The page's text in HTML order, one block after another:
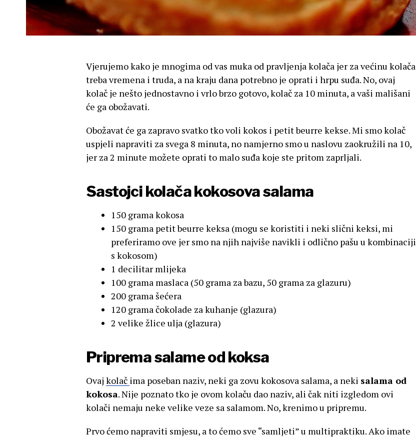
Vjerujemo kako je mnogima od vas muka od pravljenja kolača jer za većinu kolača
treba vremena i truda, a na kraju dana potrebno je oprati i hrpu suđa. No, ovaj
kolač je nešto jednostavno i vrlo brzo gotovo, kolač za 10 minuta, a vaši mališani
će ga obožavati.
Obožavat će ga zapravo svatko tko voli kokos i petit beurre kekse. Mi smo kolač
uspjeli napraviti za svega 8 minuta, no namjerno smo u naslovu zaokružili na 10,
jer za 2 minute možete oprati to malo suđa koje ste pritom zaprljali.
Sastojci kolača kokosova salama
150 grama kokosa
150 grama petit beurre keksa (mogu se koristiti i neki slični keksi, mi
preferiramo ove jer smo na njih najviše navikli i odlično pašu u kombinaciji
s kokosom)
1 decilitar mlijeka
100 grama maslaca (50 grama za bazu, 50 grama za glazuru)
200 grama šećera
120 grama čokolade za kuhanje (glazura)
2 velike žlice ulja (glazura)
Priprema salame od koksa
Ovaj kolač ima poseban naziv, neki ga zovu kokosova salama, a neki salama od
kokosa. Nije poznato tko je ovom kolaču dao naziv, ali čak niti izgledom ovi
kolači nemaju neke velike veze sa salamom. No, krenimo u pripremu.
Prvo ćemo napraviti smjesu, a to ćemo sve “samljeti” u multipraktiku. Ako imate